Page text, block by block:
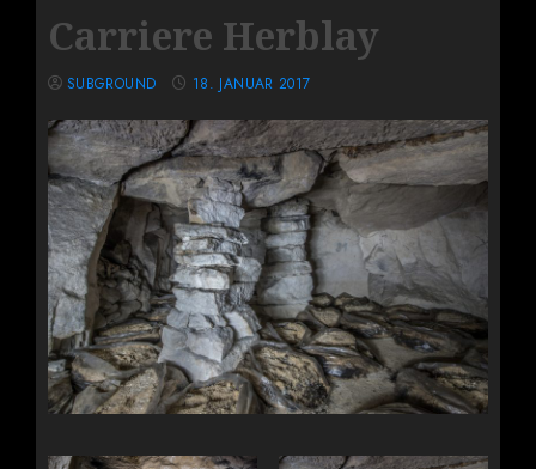
Carriere Herblay
SUBGROUND 18. JANUAR 2017